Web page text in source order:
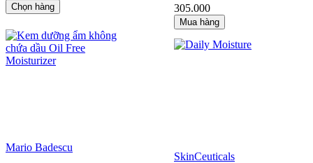
Chọn hàng 305.000
Mua hàng
Mario Badescu
SkinCeuticals